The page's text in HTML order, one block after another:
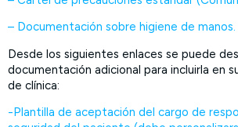
– Documentación sobre higiene de manos.
Desde los siguientes enlaces se puede
documentación adicional para incluirla en
de clínica:
-Plantilla de aceptación del cargo de